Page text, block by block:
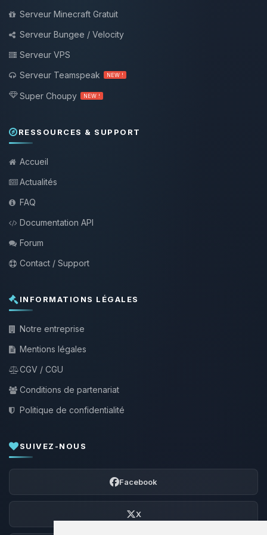
Serveur Minecraft Gratuit
Serveur Bungee / Velocity
Serveur VPS
Serveur Teamspeak
NEW !
Super Choupy NEW !
RESSOURCES & SUPPORT
Accueil
Actualités
FAQ
Documentation API
Forum
Contact / Support
INFORMATIONS LÉGALES
Notre entreprise
Mentions légales
CGV / CGU
Conditions de partenariat
Politique de confidentialité
SUIVEZ-NOUS
Facebook
X